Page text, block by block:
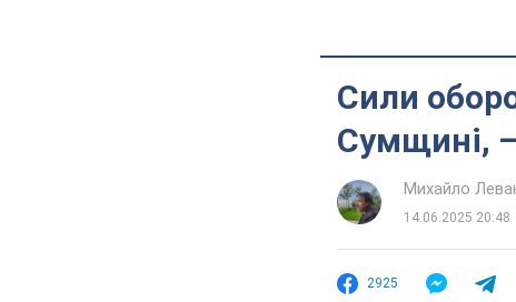
Сили
Сумщині,
Михайло
14.06.2025 20:48
2925